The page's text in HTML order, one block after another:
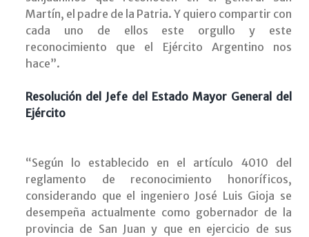
Martín, el padre de la Patria. Y quiero compartir con
cada uno de ellos este orgullo y este
reconocimiento que el Ejército Argentino nos
hace”.
Resolución del Jefe del Estado Mayor General del
Ejército
“Según lo establecido en el artículo 4010 del
reglamento de reconocimiento honoríficos,
considerando que el ingeniero José Luis Gioja se
desempeña actualmente como gobernador de la
provincia de San Juan y que en ejercicio de sus